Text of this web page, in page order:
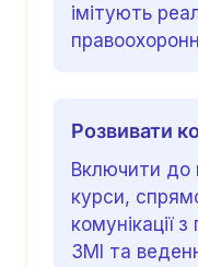
імітують
Розвивати
Включити до
курси,
комунікації
ЗМІ та